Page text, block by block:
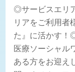
◎サービスエリ
リアをご利用者
た』に活かす！
医療ソーシャル
ある方をお迎え